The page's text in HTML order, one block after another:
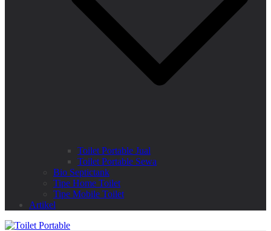
Toilet Portable Jual
Toilet Portable Sewa
Bio Septictank
Tipe Home Toilet
Tipe Mobile Toilet
Artikel